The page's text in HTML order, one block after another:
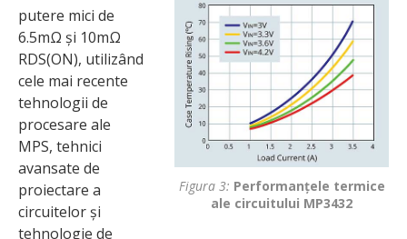
Figura 3: Performanțele termice
ale circuitului MP3432
putere mici de
6.5mΩ și 10mΩ
RDS(ON), utilizând
cele mai recente
tehnologii de
procesare ale
MPS, tehnici
avansate de
proiectare a
circuitelor și
tehnologie de